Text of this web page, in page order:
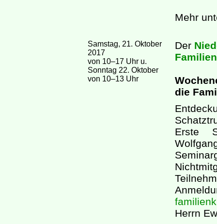
Mehr
Samstag, 21. Oktober
2017
von 10–17 Uhr u.
Sonntag 22. Oktober
von 10–13 Uhr
Der
die
Erste
Herrn